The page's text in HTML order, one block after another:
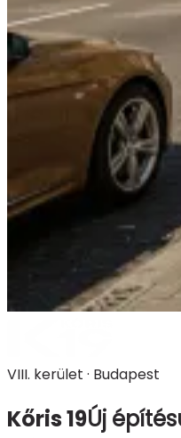
VIII. kerület · Budapest
Kőris 19Új